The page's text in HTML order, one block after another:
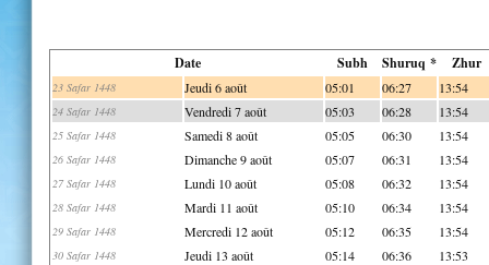
Date Subh Shuruq * Zhur
23 Safar 1448 Jeudi 6 août 05:01 06:27 13:54
24 Safar 1448 Vendredi 7 août 05:03 06:28 13:54
25 Safar 1448 Samedi 8 août 05:05 06:30 13:54
26 Safar 1448 Dimanche 9 août 05:07 06:31 13:54
27 Safar 1448 Lundi 10 août 05:08 06:32 13:54
28 Safar 1448 Mardi 11 août 05:10 06:34 13:54
29 Safar 1448 Mercredi 12 août 05:12 06:35 13:54
30 Safar 1448 Jeudi 13 août 05:14 06:36 13:53